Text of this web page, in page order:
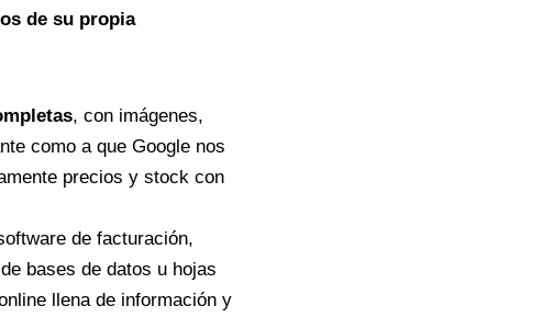
de su propia
, con imágenes,
como a que Google nos
precios y stock con
de facturación,
bases de datos u hojas
llena de información y